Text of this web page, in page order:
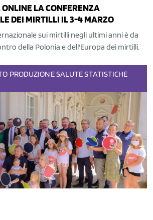
LA CONFERENZA
DEI MIRTILLI IL 3-4 MARZO
sui mirtilli negli ultimi anni è da
della Polonia e dell'Europa dei mirtilli.
PRODUZIONESALUTESTATISTICHE